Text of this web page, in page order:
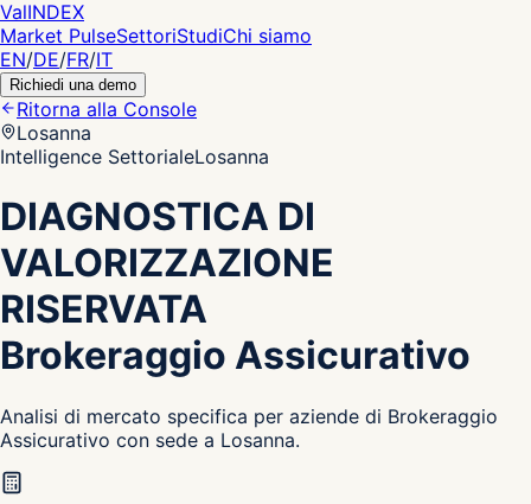
ValINDEX
Market PulseSettoriStudiChi siamo
EN/DE/FR/IT
Richiedi una demo
Ritorna alla Console
Losanna
Intelligence SettorialeLosanna
DIAGNOSTICA DI
VALORIZZAZIONE
RISERVATA
Brokeraggio Assicurativo
Analisi di mercato specifica per aziende di Brokeraggio
Assicurativo con sede a Losanna.